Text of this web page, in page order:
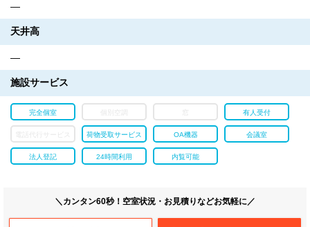
―
天井高
―
施設サービス
完全個室 個別空調 有人受付
荷物受取サービス OA機器 会議室
法人登記 24時間利用 内覧可能
＼カンタン60秒！空室状況・お見積りなどお気軽に／